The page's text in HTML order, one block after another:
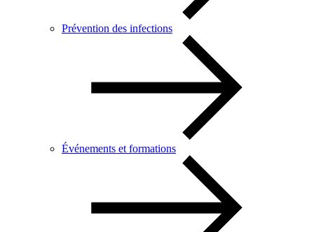
Prévention des infections
Événements et formations